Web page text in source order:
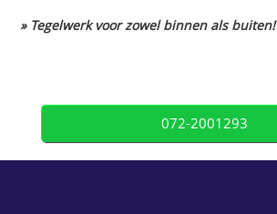
» Tegelwerk voor zowel binnen als buiten!
072-2001293